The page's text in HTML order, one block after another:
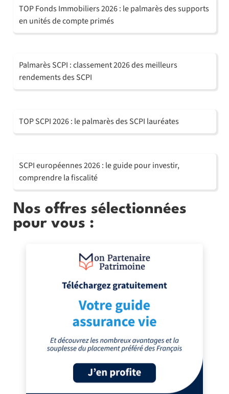
TOP Fonds Immobiliers 2026 : le palmarès des supports
en unités de compte primés
Palmarès SCPI : classement 2026 des meilleurs
rendements des SCPI
TOP SCPI 2026 : le palmarès des SCPI lauréates
SCPI européennes 2026 : le guide pour investir,
comprendre la fiscalité
Nos offres sélectionnées
pour vous :